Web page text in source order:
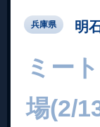
兵庫県 明
ミー
場(2/